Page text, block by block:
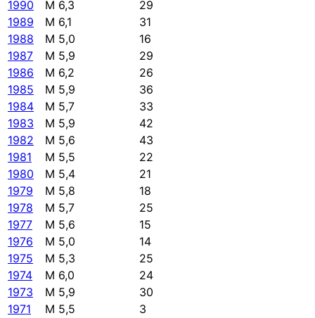
1990
M 6,3
29
1989
M 6,1
31
1988
M 5,0
16
1987
M 5,9
29
1986
M 6,2
26
1985
M 5,9
36
1984
M 5,7
33
1983
M 5,9
42
1982
M 5,6
43
1981
M 5,5
22
1980
M 5,4
21
1979
M 5,8
18
1978
M 5,7
25
1977
M 5,6
15
1976
M 5,0
14
1975
M 5,3
25
1974
M 6,0
24
1973
M 5,9
30
1971
M 5,5
3